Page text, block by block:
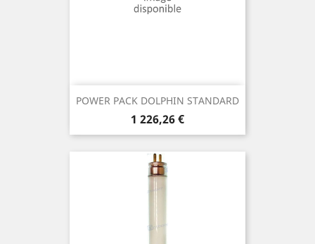
POWER PACK DOLPHIN STANDARD
Prix
1 226,26 €